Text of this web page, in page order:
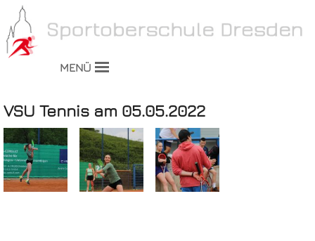
MENÜ
VSU Tennis am 05.05.2022